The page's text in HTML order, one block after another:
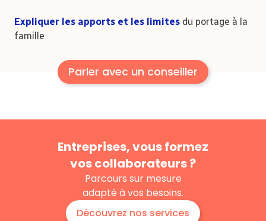
Expliquer les apports et les limites du portage à la
famille
Parler avec un conseiller
Entreprises, vous formez
vos collaborateurs ?
Parcours sur mesure
adapté à vos besoins.
Découvrez nos services